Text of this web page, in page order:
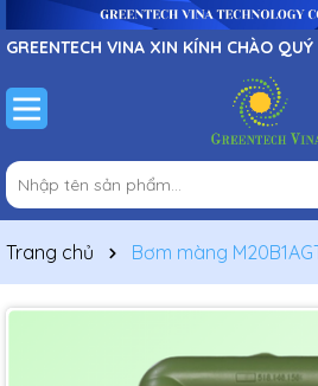
GREENTECH VINA XIN KÍNH CHÀO
Trang chủ Bơm màng